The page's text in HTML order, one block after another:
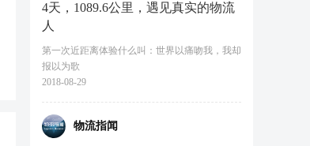
4天，1089.6公里，遇见真实的物流
人
第一次近距离体验什么叫：世界以痛吻我，我却
报以为歌
2018-08-29
物流指闻